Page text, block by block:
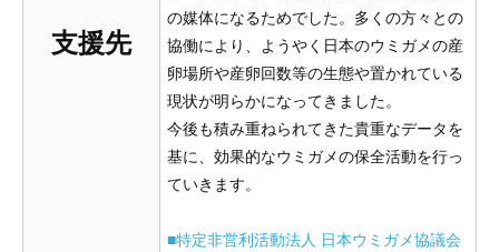
支援先
の媒体になるためでした。多くの方々との
協働により、ようやく日本のウミガメの産
卵場所や産卵回数等の生態や置かれている
現状が明らかになってきました。
今後も積み重ねられてきた貴重なデータを
基に、効果的なウミガメの保全活動を行っ
ていきます。
■特定非営利活動法人 日本ウミガメ協議会